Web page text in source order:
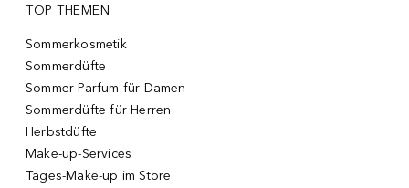
TOP THEMEN
Sommerkosmetik
Sommerdüfte
Sommer Parfum für Damen
Sommerdüfte für Herren
Herbstdüfte
Make-up-Services
Tages-Make-up im Store